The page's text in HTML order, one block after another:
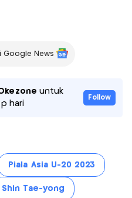
Google News
untuk
hari
Follow
Piala Asia U-20 2023
Shin Tae-yong